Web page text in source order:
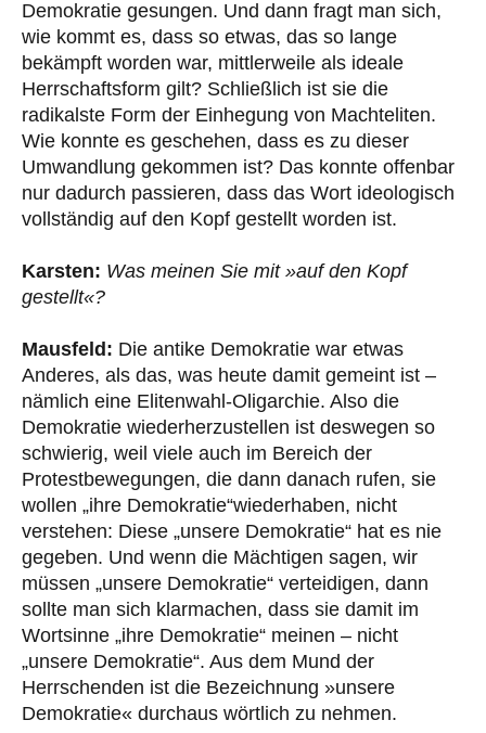
Demokratie gesungen. Und dann fragt man sich,
wie kommt es, dass so etwas, das so lange
bekämpft worden war, mittlerweile als ideale
Herrschaftsform gilt? Schließlich ist sie die
radikalste Form der Einhegung von Machteliten.
Wie konnte es geschehen, dass es zu dieser
Umwandlung gekommen ist? Das konnte offenbar
nur dadurch passieren, dass das Wort ideologisch
vollständig auf den Kopf gestellt worden ist.
Karsten: Was meinen Sie mit »auf den Kopf
gestellt«?
Mausfeld: Die antike Demokratie war etwas
Anderes, als das, was heute damit gemeint ist –
nämlich eine Elitenwahl-Oligarchie. Also die
Demokratie wiederherzustellen ist deswegen so
schwierig, weil viele auch im Bereich der
Protestbewegungen, die dann danach rufen, sie
wollen „ihre Demokratie“wiederhaben, nicht
verstehen: Diese „unsere Demokratie“ hat es nie
gegeben. Und wenn die Mächtigen sagen, wir
müssen „unsere Demokratie“ verteidigen, dann
sollte man sich klarmachen, dass sie damit im
Wortsinne „ihre Demokratie“ meinen – nicht
„unsere Demokratie“. Aus dem Mund der
Herrschenden ist die Bezeichnung »unsere
Demokratie« durchaus wörtlich zu nehmen.